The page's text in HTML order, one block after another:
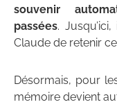
souvenir
passées.
Claude de retenir
Désormais, pour
mémoire devient